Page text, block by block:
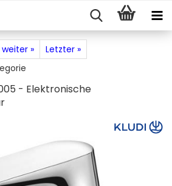
weiter »
Letzter »
- Elektronische